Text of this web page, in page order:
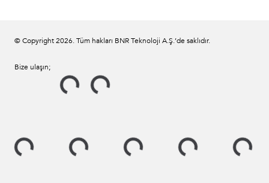
© Copyright2026. Tüm hakları BNR Teknoloji A.Ş.’de saklıdır.
Bize ulaşın;